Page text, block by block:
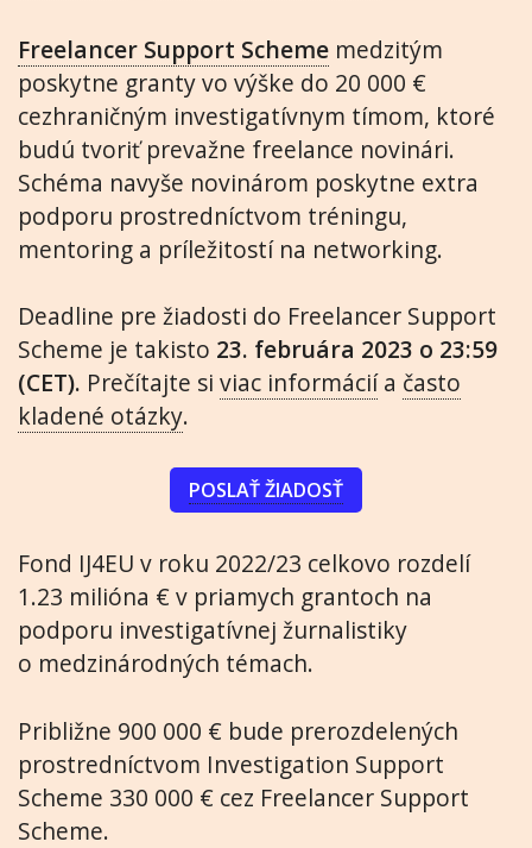
Freelancer Support Scheme medzitým
poskytne granty vo výške do 20 000 €
cezhraničným investigatívnym tímom, ktoré
budú tvoriť prevažne freelance novinári.
Schéma navyše novinárom poskytne extra
podporu prostredníctvom tréningu,
mentoring a príležitostí na networking.
Deadline pre žiadosti do Freelancer Support
Scheme je takisto 23. februára 2023 o 23:59
(CET). Prečítajte si viac informáciía často
kladené otázky.
POSLAŤ ŽIADOSŤ
Fond IJ4EU v roku 2022/23 celkovo rozdelí
1.23 milióna € v priamych grantoch na
podporu investigatívnej žurnalistiky
o medzinárodných témach.
Približne 900 000 € bude prerozdelených
prostredníctvom Investigation Support
Scheme 330 000 € cez Freelancer Support
Scheme.